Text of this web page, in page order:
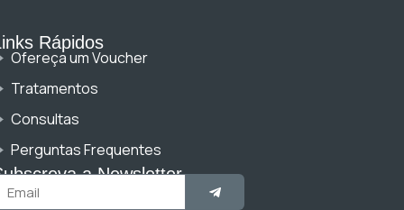
Rápidos
Ofereça um Voucher
Tratamentos
Consultas
Perguntas Frequentes
a Newsletter